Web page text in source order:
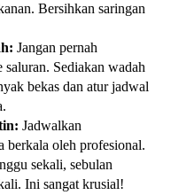
Bersihkan saringan
Jangan pernah
Sediakan wadah
bekas dan atur jadwal
Jadwalkan
berkala oleh profesional.
sekali, sebulan
Ini sangat krusial!